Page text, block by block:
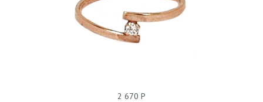
КОЛЬЦО БЕЗ ПОКРЫТИЯ, ФИАНИТ, 228030
2 670 Р